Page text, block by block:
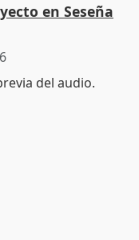
en Seseña